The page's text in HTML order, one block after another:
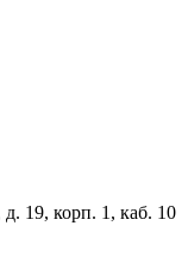
19, корп. 1, каб. 10